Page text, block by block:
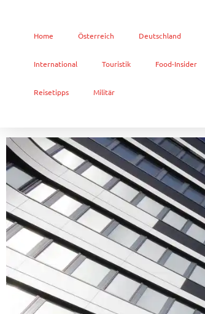
Home Österreich Deutschland
International Touristik Food-Insider
Reisetipps Militär